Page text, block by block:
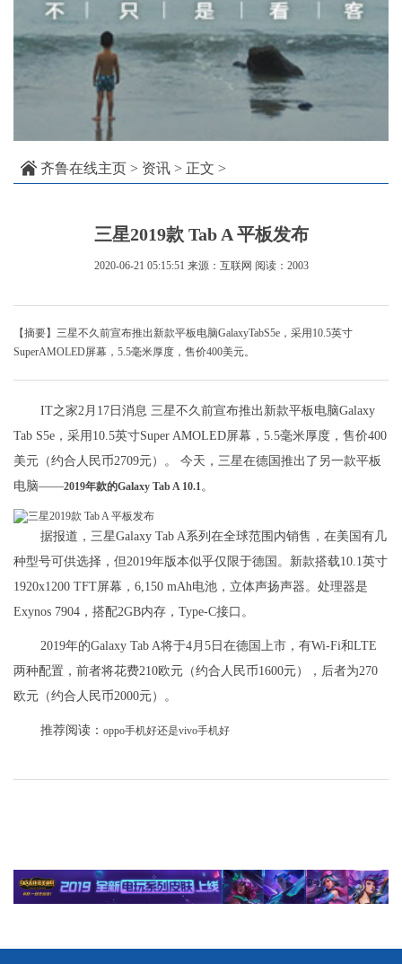
齐鲁在线主页 > 资讯 > 正文 >
三星2019款 Tab A 平板发布
2020-06-21 05:15:51 来源：互联网 阅读：2003
【摘要】三星不久前宣布推出新款平板电脑GalaxyTabS5e，采用10.5英寸
SuperAMOLED屏幕，5.5毫米厚度，售价400美元。
IT之家2月17日消息 三星不久前宣布推出新款平板电脑Galaxy
Tab S5e，采用10.5英寸Super AMOLED屏幕，5.5毫米厚度，售价400
美元（约合人民币2709元）。 今天，三星在德国推出了另一款平板
电脑——2019年款的Galaxy Tab A 10.1。
据报道，三星Galaxy Tab A系列在全球范围内销售，在美国有几
种型号可供选择，但2019年版本似乎仅限于德国。新款搭载10.1英寸
1920x1200 TFT屏幕，6,150 mAh电池，立体声扬声器。处理器是
Exynos 7904，搭配2GB内存，Type-C接口。
2019年的Galaxy Tab A将于4月5日在德国上市，有Wi-Fi和LTE
两种配置，前者将花费210欧元（约合人民币1600元），后者为270
欧元（约合人民币2000元）。
推荐阅读： oppo手机好还是vivo手机好